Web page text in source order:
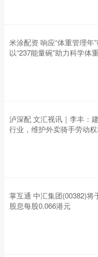
米涂配资 响应“体重管理年
以“237能量碗”助力科学体
泸深配 文汇视讯｜李丰：
行业，维护外卖骑手劳动
掌互通 中汇集团(00382)将
股息每股0.066港元